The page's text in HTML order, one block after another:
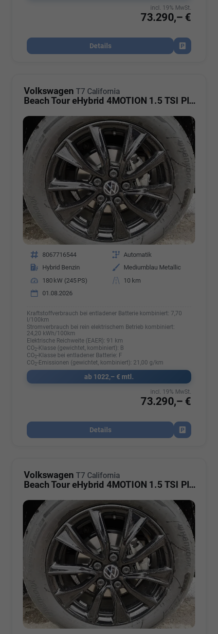
73.290,– €
incl. 19% MwSt.
Details
Fahrzeug
Volkswagen T7 California
Beach Tour eHybrid 4MOTION 1.5 TSI Plus ArtVelour
Fahrzeugnr. 8067716544 Getriebe Automatik
Kraftstoff
Hybrid Benzin Außenfarbe
Mediumblau Metallic
Leistung
180 kW (245 PS) Kilometerstand
10 km
01.08.2026
Kraftstoffverbrauch bei entladener Batterie kombiniert:7,70
l/100km
Stromverbrauch bei rein elektrischem Betrieb kombiniert:
24,20 kWh/100km
Elektrische Reichweite (EAER): 91 km
CO2-Klasse (gewichtet, kombiniert): B
CO2-Klasse bei entladener Batterie: F
CO2-Emissionen (gewichtet, kombiniert): 21,00 g/km
ab 1022,– € mtl.
73.290,– €
incl. 19% MwSt.
Details
Fahrzeug
Volkswagen T7 California
Beach Tour eHybrid 4MOTION 1.5 TSI Plus ArtVelour